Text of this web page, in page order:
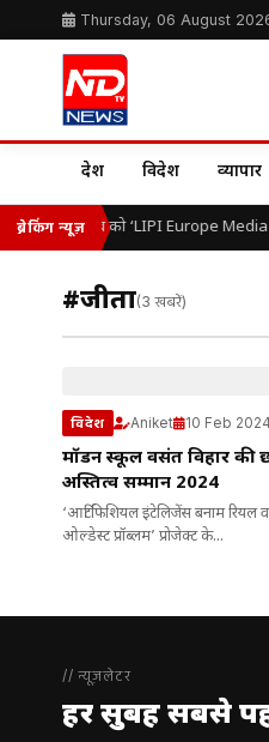
Thursday, 06 August
देश विदेश व्यापार
ब्रेकिंग न्यूज़
डॉ. ओ.पी. यादव को ‘LIPI Europe Media
#जीता(3 खबरें)
विदेश Aniket 10 Feb 2024
मॉडर्न स्कूल वसंत विहार की
अस्तित्व सम्मान 2024
‘आर्टिफिशियल इंटेलिजेंस बनाम रियल
ओल्डेस्ट प्रॉब्लम’ प्रोजेक्ट के...
// न्यूज़लेटर
हर सुबह सबसे